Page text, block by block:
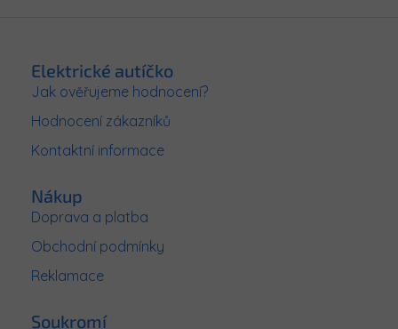
Elektrické autíčko
Jak ověřujeme hodnocení?
Hodnocení zákazníků
Kontaktní informace
Nákup
Doprava a platba
Obchodní podmínky
Reklamace
Soukromí